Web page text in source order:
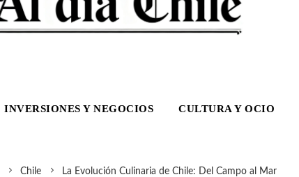
INVERSIONES Y NEGOCIOS CULTURA Y OCIO
Chile La Evolución Culinaria de Chile: Del Campo al Mar